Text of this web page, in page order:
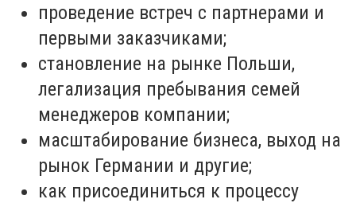
проведение встреч с партнерами и
первыми заказчиками;
становление на рынке Польши,
легализация пребывания семей
менеджеров компании;
масштабирование бизнеса, выход на
рынок Германии и другие;
как присоединиться к процессу